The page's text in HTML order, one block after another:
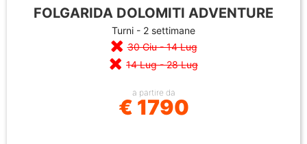
FOLGARIDA DOLOMITI ADVENTURE
Turni - 2 settimane
30 Giu - 14 Lug
14 Lug - 28 Lug
a partire da
€ 1790